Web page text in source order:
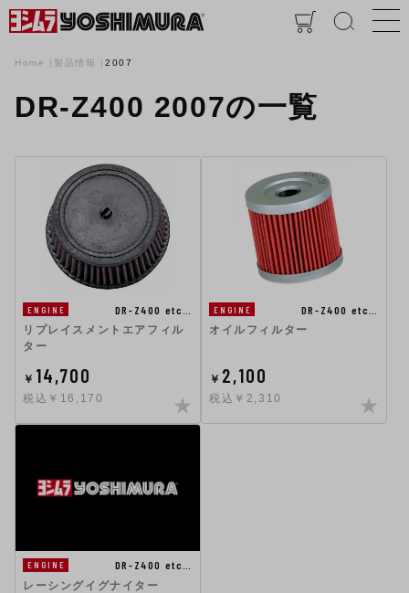
Home 製品情報 2007
DR-Z400 2007の一覧
ENGINE
DR-Z400 etc…
リプレイスメントエアフィル
ター
￥ 14,700
税込￥16,170
ENGINE
DR-Z400 etc…
オイルフィルター
￥ 2,100
税込￥2,310
ENGINE
DR-Z400 etc…
レーシングイグナイター